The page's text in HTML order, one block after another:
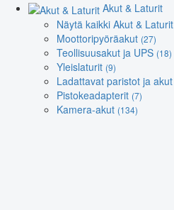
Akut & Laturit
Näytä kaikki Akut & Laturit
Moottoripyöräakut (27)
Teollisuusakut ja UPS (18)
Yleislaturit (9)
Ladattavat paristot ja akut
Pistokeadapterit (7)
Kamera-akut (134)